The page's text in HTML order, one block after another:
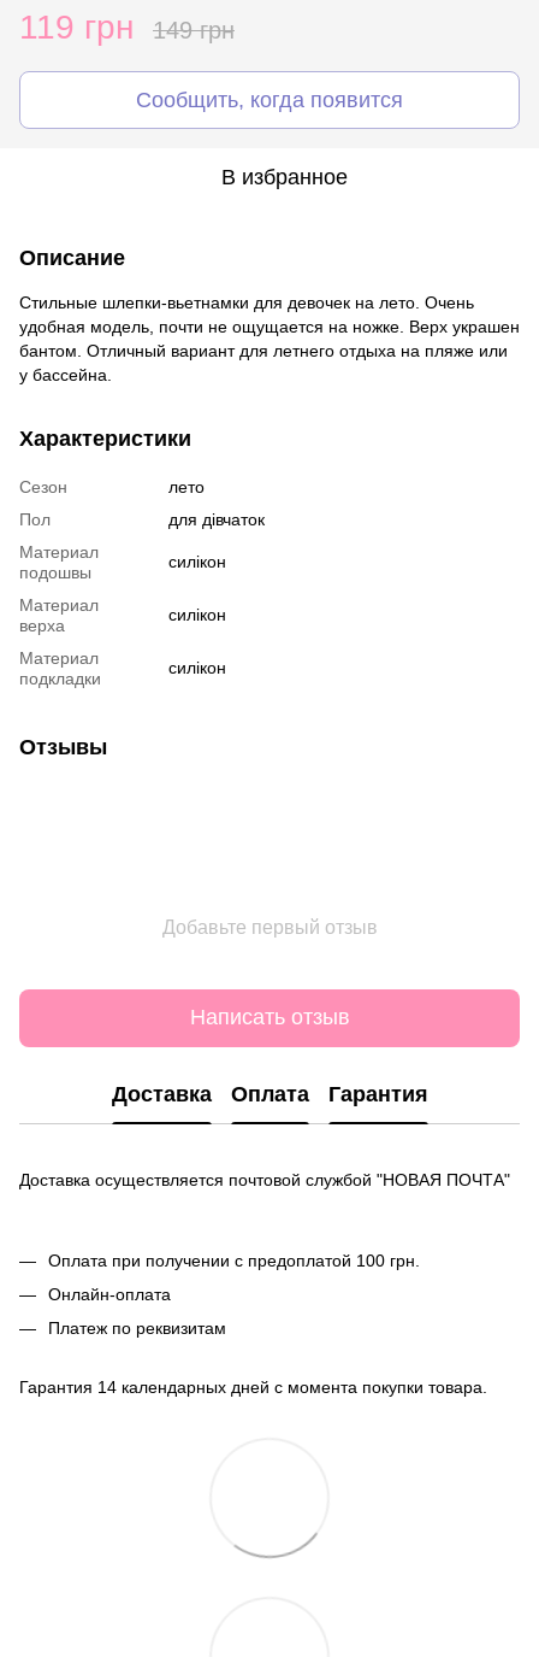
119 грн 149 грн
Сообщить, когда появится
В избранное
Описание
Стильные шлепки-вьетнамки для девочек на лето. Очень
удобная модель, почти не ощущается на ножке. Верх украшен
бантом. Отличный вариант для летнего отдыха на пляже или
у бассейна.
Характеристики
Сезон
лето
Пол
для дівчаток
Материал
подошвы
силікон
Материал
верха
силікон
Материал
подкладки
силікон
Отзывы
Добавьте первый отзыв
Написать отзыв
Доставка Оплата Гарантия
Доставка осуществляется почтовой службой "НОВАЯ ПОЧТА"
Оплата при получении с предоплатой 100 грн.
Онлайн-оплата
Платеж по реквизитам
Гарантия 14 календарных дней с момента покупки товара.